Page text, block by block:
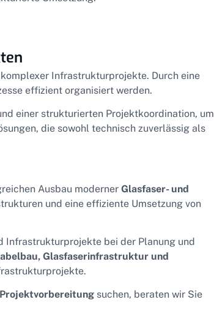
Infrastrukturprojekte. Durch eine
effizient organisiert werden.
einer strukturierten Projektkoordination, um
die sowohl technisch zuverlässig als
Ausbau moderner Glasfaser- und
und eine effiziente Umsetzung von
Infrastrukturprojekte bei der Planung und
Glasfaserinfrastruktur und
suchen, beraten wir Sie